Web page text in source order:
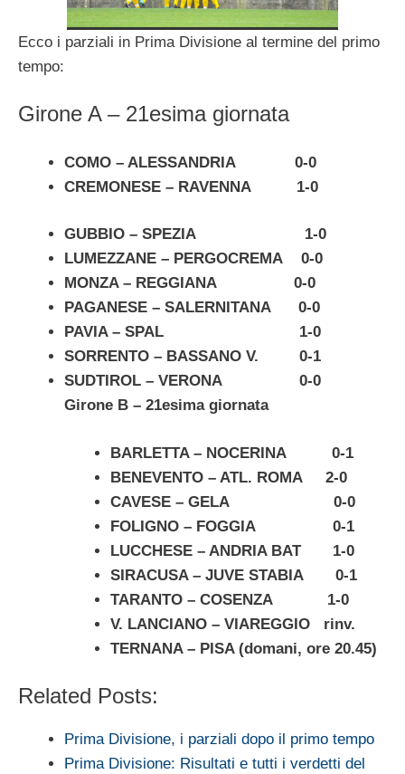
Ecco i parziali in Prima Divisione al termine del primo
tempo:
Girone A – 21esima giornata
COMO – ALESSANDRIA 0-0
CREMONESE – RAVENNA 1-0
GUBBIO – SPEZIA 1-0
LUMEZZANE – PERGOCREMA 0-0
MONZA – REGGIANA 0-0
PAGANESE – SALERNITANA 0-0
PAVIA – SPAL 1-0
SORRENTO – BASSANO V. 0-1
SUDTIROL – VERONA 0-0
Girone B – 21esima giornata
BARLETTA – NOCERINA 0-1
BENEVENTO – ATL. ROMA 2-0
CAVESE – GELA 0-0
FOLIGNO – FOGGIA 0-1
LUCCHESE – ANDRIA BAT 1-0
SIRACUSA – JUVE STABIA 0-1
TARANTO – COSENZA 1-0
V. LANCIANO – VIAREGGIO rinv.
TERNANA – PISA (domani, ore 20.45)
Related Posts:
Prima Divisione, i parziali dopo il primo tempo
Prima Divisione: Risultati e tutti i verdetti del